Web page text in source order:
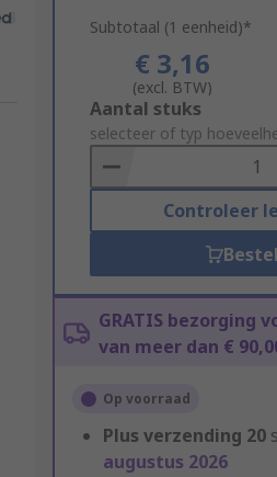
Subtotaal (1 eenheid)*
€ 3,16
(excl. BTW)
Add
to
Basket
Aantal stuks
selecteer of typ
Controleer
GRATIS bezorging
van meer dan €
Op voorraad
Plus verzending 20
augustus 2026